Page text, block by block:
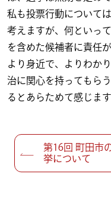
私も投票行動について
考えますが、何といっ
を含めた候補者に責任
より身近で、よりわか
治に関心を持ってもら
るとあらためて感じます
投稿ナビゲーシ
第16回
町田市
挙について